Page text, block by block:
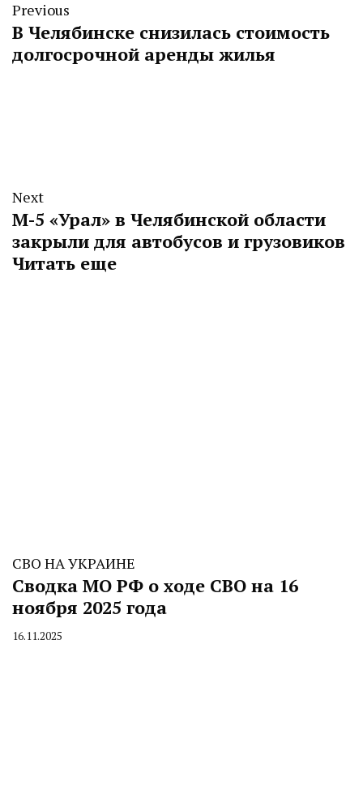
Previous
В Челябинске снизилась стоимость
долгосрочной аренды жилья
Next
М-5 «Урал» в Челябинской области
закрыли для автобусов и грузовиков
Читать еще
СВО НА УКРАИНЕ
Сводка МО РФ о ходе СВО на 16
ноября 2025 года
By
16.11.2025